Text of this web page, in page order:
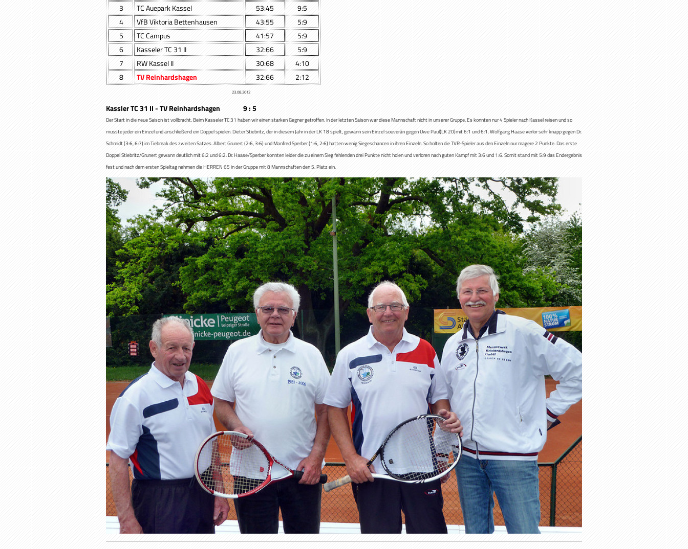
3
TC Auepark Kassel 53:45
9:5
4
VfB Viktoria Bettenhausen 43:55
5:9
5
TC Campus 41:57
5:9
6
Kasseler TC 31 II 32:66
5:9
7
RW Kassel II 30:68
4:10
8
TV Reinhardshagen 32:66 2:12
23.08.2012
Kassler TC 31 II - TV Reinhardshagen 9 : 5
Der Start in die neue Saison ist vollbracht. Beim Kasseler TC 31 haben wir einen starken Gegner getroffen. In der letzten Saison war diese Mannschaft nicht in unserer Gruppe. Es konnten nur 4 Spieler nach Kassel reisen und so
musste jeder ein Einzel und anschließend ein Doppel spielen. Dieter Stiebritz, der in diesem Jahr in der LK 18 spielt, gewann sein Einzel souverän gegen Uwe Paul(LK 20)mit 6:1 und 6:1. Wolfgang Haase verlor sehr knapp gegen Dr.
Schmidt (3:6, 6:7) im Tiebreak des zweiten Satzes. Albert Grunert (2:6, 3:6) und Manfred Sperber (1:6, 2:6) hatten wenig Siegeschancen in ihren Einzeln. So holten die TVR-Spieler aus den Einzeln nur magere 2 Punkte. Das erste
Doppel Stiebritz/Grunert gewann deutlich mit 6:2 und 6:2. Dr. Haase/Sperber konnten leider die zu einem Sieg fehlenden drei Punkte nicht holen und verloren nach guten Kampf mit 3:6 und 1:6. Somit stand mit 5:9 das Endergebnis
fest und nach dem ersten Spieltag nehmen die HERREN 65 in der Gruppe mit 8 Mannschaften den 5. Platz ein.